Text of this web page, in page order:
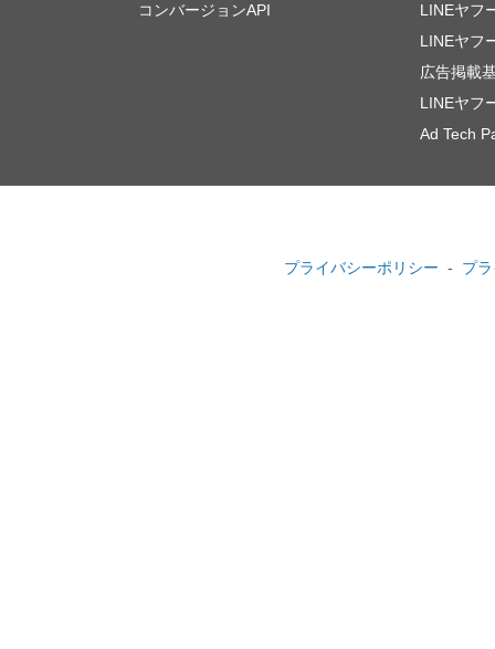
コンバージョンAPI
LINEヤフ
LINEヤフ
広告掲載
LINEヤフ
Ad Tech
プライバシーポリシー プ